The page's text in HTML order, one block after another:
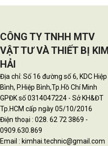
CÔNG TY TNHH MTV
VẬT TƯ VÀ THIẾT BỊ KIM
HẢI
Địa chỉ: Số 16 đường số 6, KDC Hiệp
Bình, P.Hiệp Bình,Tp.Hồ Chí Minh
GPĐK số 0314047224 - Sở KH&ĐT
Tp.HCM cấp ngày 05/10/2016
Điện thoại : 028. 62 72 3869 -
0909.630.869
Email : kimhai.technic@gmail.com